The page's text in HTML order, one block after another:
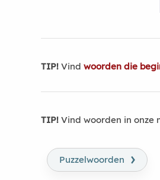
TIP! Vind woorden die
TIP! Vind woorden in onze
Puzzelwoorden ›